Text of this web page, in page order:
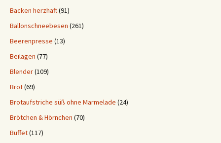
Backen herzhaft(91)
Ballonschneebesen (261)
Beerenpresse (13)
Beilagen (77)
Blender(109)
Brot(69)
Brotaufstriche süß ohne Marmelade (24)
Brötchen & Hörnchen (70)
Buffet(117)